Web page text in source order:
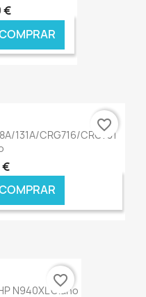
€
131A/CRG716/CRG731
€
favorite_border
N940XL Ciano
favorite_border